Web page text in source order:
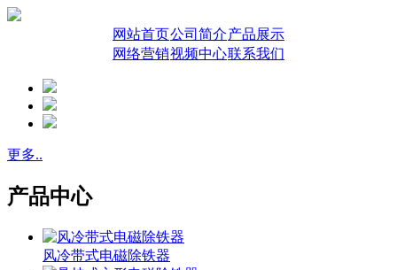
网站首页公司简介产品展示
网络营销视频中心联系我们
更多..
产品中心
风冷带式电磁除铁器